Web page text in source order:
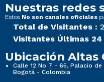
Nuestras redes
Estos No son canales oficiales
Total de Visitantes :
Visitantes Últimas 24
Ubicación Altas
Calle 12 No 7 - 65, Palacio
Bogotá - Colombia